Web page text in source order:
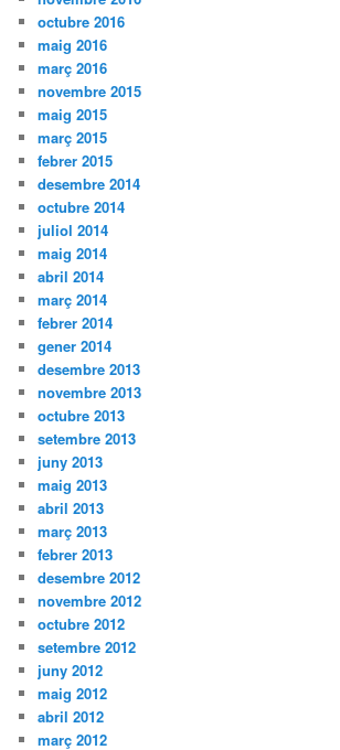
octubre 2016
maig 2016
març 2016
novembre 2015
maig 2015
març 2015
febrer 2015
desembre 2014
octubre 2014
juliol 2014
maig 2014
abril 2014
març 2014
febrer 2014
gener 2014
desembre 2013
novembre 2013
octubre 2013
setembre 2013
juny 2013
maig 2013
abril 2013
març 2013
febrer 2013
desembre 2012
novembre 2012
octubre 2012
setembre 2012
juny 2012
maig 2012
abril 2012
març 2012